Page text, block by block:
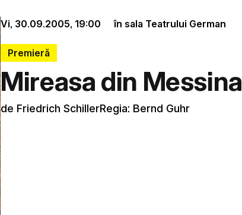
Vi, 30.09.2005, 19:00 în sala Teatrului German
Premieră
Mireasa din Messina
de Friedrich SchillerRegia: Bernd Guhr